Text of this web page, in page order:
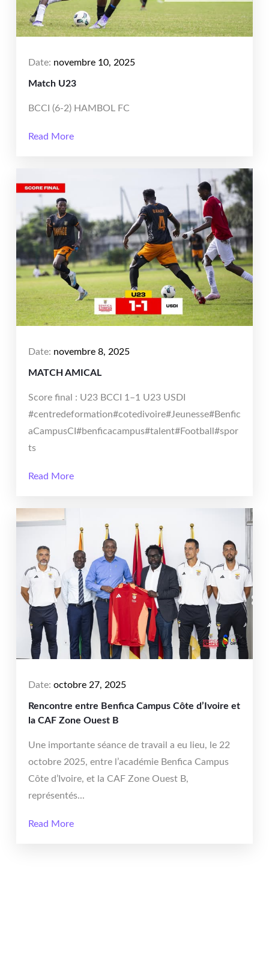
Date: novembre 10, 2025
Match U23
BCCI (6-2) HAMBOL FC
Read More
Date: novembre 8, 2025
MATCH AMICAL
Score final : U23 BCCI 1–1 U23 USDI
#centredeformation#cotedivoire#Jeunesse#Benfic
aCampusCI#benficacampus#talent#Football#spor
ts
Read More
Date: octobre 27, 2025
Rencontre entre Benfica Campus Côte d’Ivoire et
la CAF Zone Ouest B
Une importante séance de travail a eu lieu, le 22
octobre 2025, entre l’académie Benfica Campus
Côte d’Ivoire, et la CAF Zone Ouest B,
représentés...
Read More